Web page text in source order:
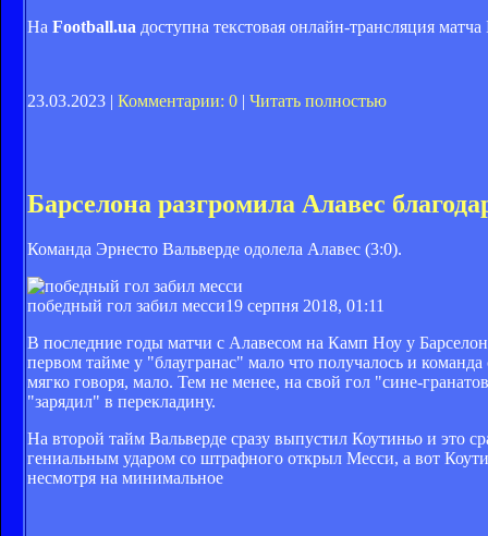
На Football.ua доступна текстовая онлайн-трансляция
23.03.2023 | Комментарии: 0 | Читать полностью
Барселона разгромила Алавес
Команда Эрнесто Вальверде одолела Алавес (3:0).
победный гол забил месси19 серпня 2018, 01:11
В последние годы матчи с Алавесом на Камп Ноу у
первом тайме у "блаугранас" мало что получалось и
мягко говоря, мало. Тем не менее, на свой гол "сине-
"зарядил" в перекладину.
На второй тайм Вальверде сразу выпустил Коутиньо и это
гениальным ударом со штрафного открыл Месси, а вот
несмотря на минимальное